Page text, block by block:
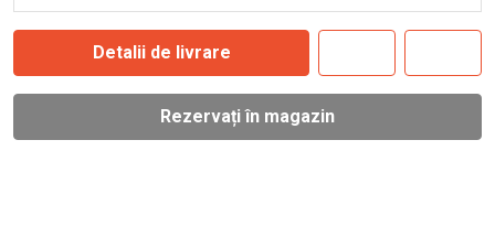
Detalii de livrare
Rezervați în magazin